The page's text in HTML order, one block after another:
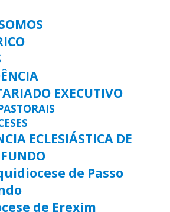
EXECUTIVO
ECLESIÁSTICA DE
de Passo
de Erexim